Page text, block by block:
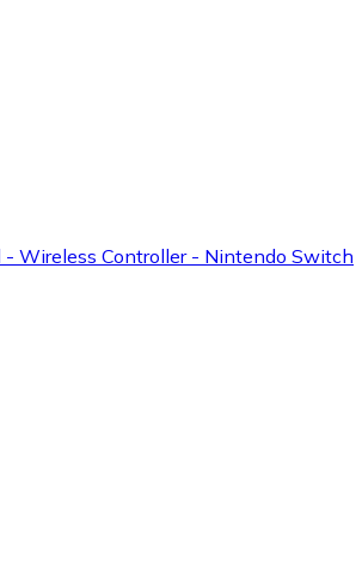
Wireless Controller - Nintendo Switch